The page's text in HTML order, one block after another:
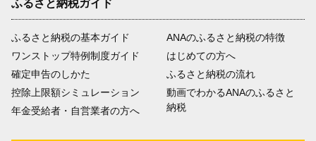
ふるさと納税ガイド
ふるさと納税の基本ガイド
ワンストップ特例制度ガイド
確定申告のしかた
控除上限額シミュレーション
年金受給者・自営業者の方へ
ANAのふるさと納税の特徴
はじめての方へ
ふるさと納税の流れ
動画でわかるANAのふるさと
納税